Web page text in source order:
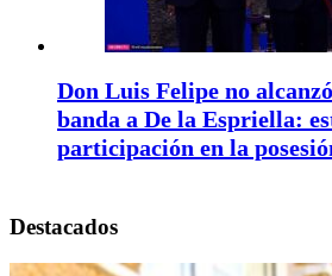
Don Luis Felipe no
banda a De la Espriella:
participación en la
Destacados